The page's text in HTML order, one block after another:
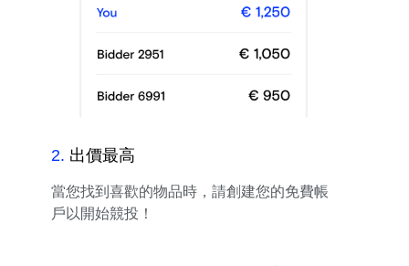
2. 出價最高
當您找到喜歡的物品時，請創建您的免費帳
戶以開始競投！